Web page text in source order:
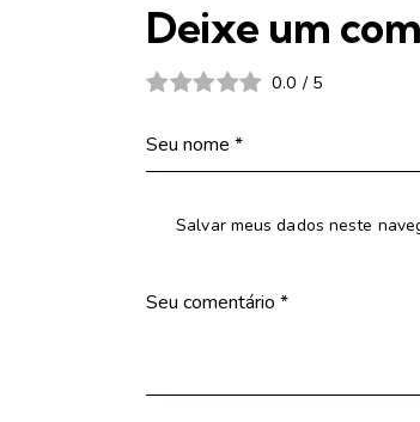
Deixe um
0.0 / 5
Salvar meus dados neste